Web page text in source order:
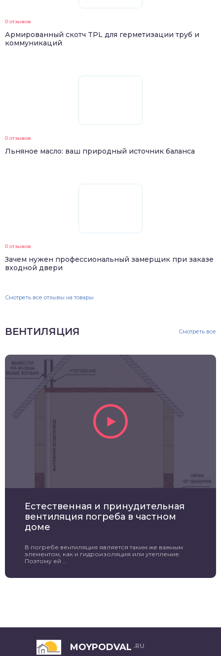
0 отзывов
Армированный скотч TPL для герметизации труб и
коммуникаций
0 отзывов
Льняное масло: ваш природный источник баланса
0 отзывов
Зачем нужен профессиональный замерщик при заказе
входной двери
Смотреть все отзывы на товары
ВЕНТИЛЯЦИЯ Смотреть все
Естественная и принудительная
вентиляция погреба в частном
доме
В погребе вентиляция является таким же важным
элементом, как и гидроизоляция или утепление.
Поэтому ей ...
MOYPODVAL .RU